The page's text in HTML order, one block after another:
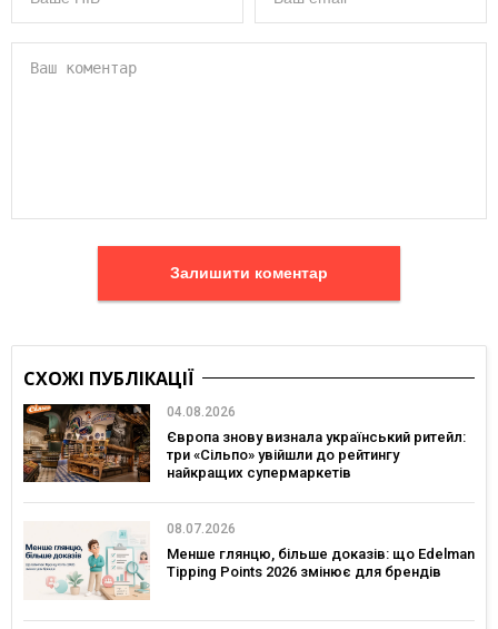
Залишити коментар
СХОЖІ ПУБЛІКАЦІЇ
04.08.2026
Європа знову визнала український ритейл:
три «Сільпо» увійшли до рейтингу
найкращих супермаркетів
08.07.2026
Менше глянцю, більше доказів: що Edelman
Tipping Points 2026 змінює для брендів